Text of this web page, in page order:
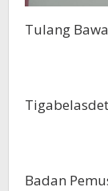
Tulang
Badan